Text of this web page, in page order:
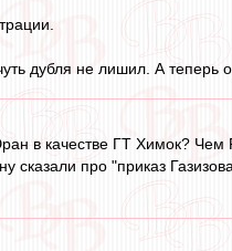
дубля не лишил. А теперь
в качестве ГТ Химок?
сказали про "приказ